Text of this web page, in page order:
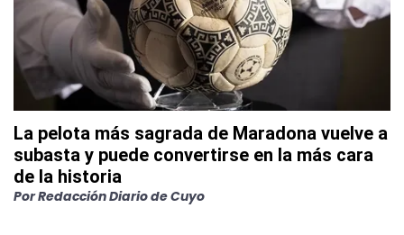
La pelota más sagrada de Maradona vuelve a
subasta y puede convertirse en la más cara
de la historia
PorRedacción Diario de Cuyo